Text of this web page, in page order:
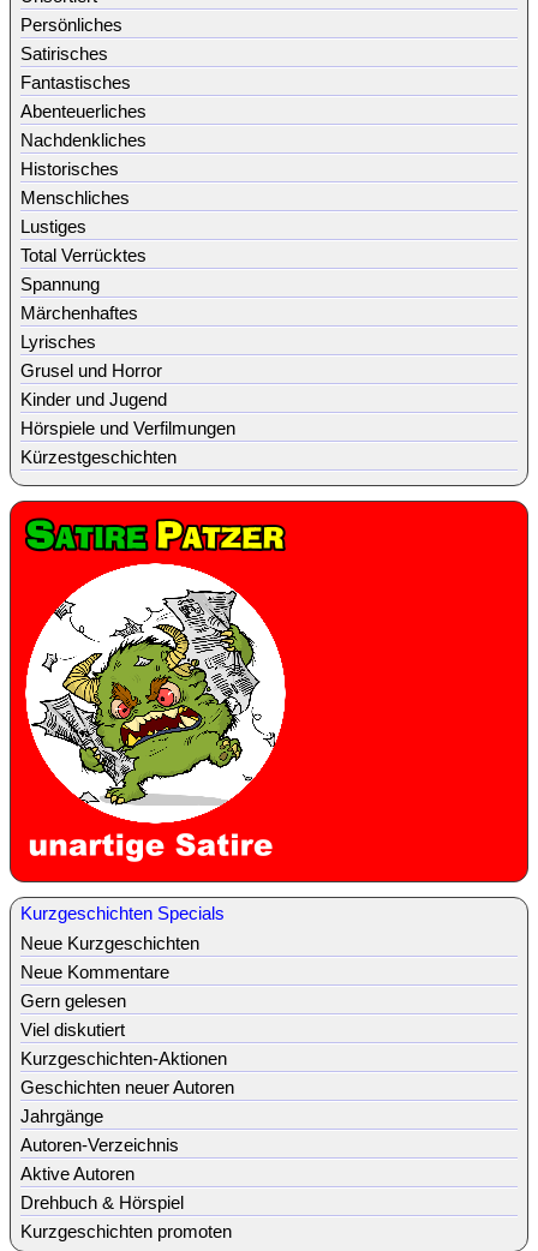
Persönliches
Satirisches
Fantastisches
Abenteuerliches
Nachdenkliches
Historisches
Menschliches
Lustiges
Total Verrücktes
Spannung
Märchenhaftes
Lyrisches
Grusel und Horror
Kinder und Jugend
Hörspiele und Verfilmungen
Kürzestgeschichten
Kurzgeschichten Specials
Neue Kurzgeschichten
Neue Kommentare
Gern gelesen
Viel diskutiert
Kurzgeschichten-Aktionen
Geschichten neuer Autoren
Jahrgänge
Autoren-Verzeichnis
Aktive Autoren
Drehbuch & Hörspiel
Kurzgeschichten promoten